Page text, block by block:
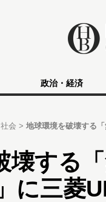
政治・経済
社会
地球環境を破壊する
壊する
に三菱